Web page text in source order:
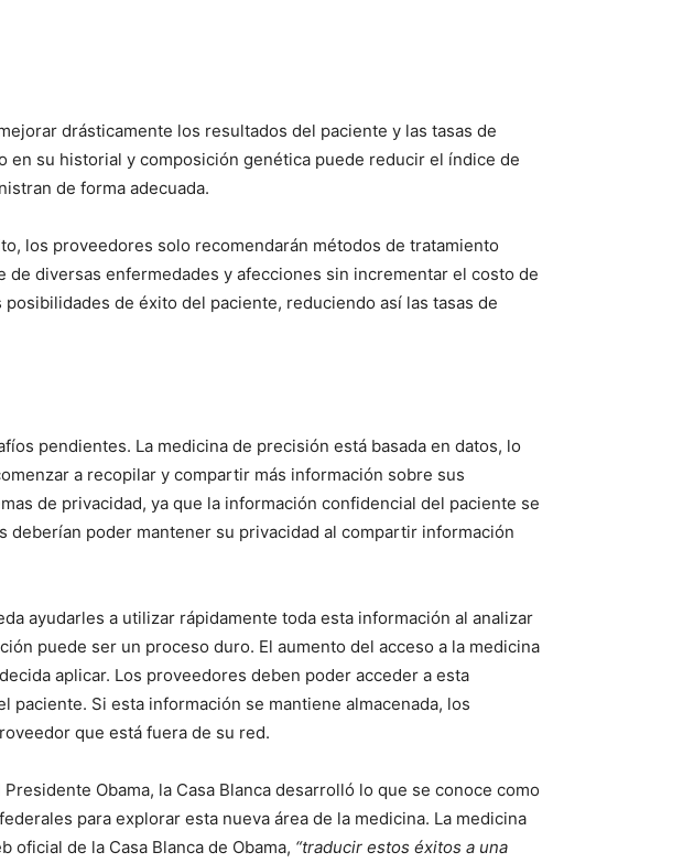
drásticamente los resultados del paciente y las tasas de
en su historial y composición genética puede reducir el índice de
de forma adecuada.
los proveedores solo recomendarán métodos de tratamiento
diversas enfermedades y afecciones sin incrementar el costo de
de éxito del paciente, reduciendo así las tasas de
pendientes. La medicina de precisión está basada en datos, lo
a recopilar y compartir más información sobre sus
de privacidad, ya que la información confidencial del paciente se
deberían poder mantener su privacidad al compartir información
ayudarles a utilizar rápidamente toda esta información al analizar
puede ser un proceso duro. El aumento del acceso a la medicina
aplicar. Los proveedores deben poder acceder a esta
Si esta información se mantiene almacenada, los
que está fuera de su red.
Obama, la Casa Blanca desarrolló lo que se conoce como
para explorar esta nueva área de la medicina. La medicina
oficial de la Casa Blanca de Obama, “traducir estos éxitos a una